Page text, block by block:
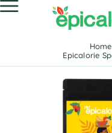
Home
Epicalorie